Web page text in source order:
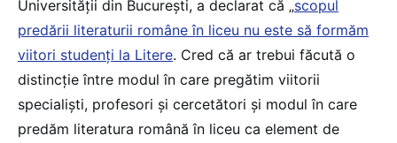
Universității din București, a declarat că „scopul
predării literaturii române în liceu nu este să formăm
viitori studenți la Litere. Cred că ar trebui făcută o
distincție între modul în care pregătim viitorii
specialiști, profesori și cercetători și modul în care
predăm literatura română în liceu ca element de